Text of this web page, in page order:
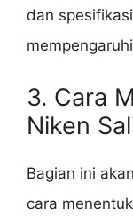
dan
3. Cara
Niken
Bagian ini
cara